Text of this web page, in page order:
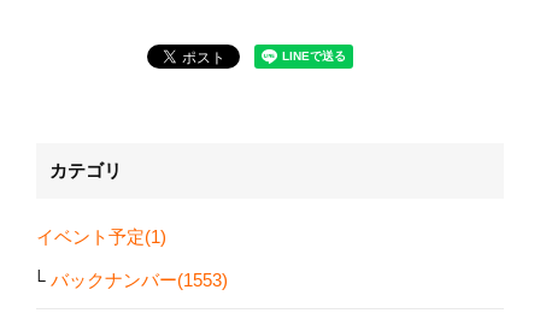
カテゴリ
イベント予定(1)
バックナンバー(1553)